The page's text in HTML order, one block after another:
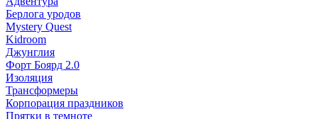
Берлога уродов
Mystery Quest
Kidroom
Джунглия
Форт Боярд 2.0
Изоляция
Трансформеры
Корпорация праздников
Прятки в темноте